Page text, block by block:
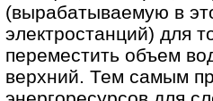
(вырабатываемую в
электростанций) для
переместить объем
верхний. Тем самым